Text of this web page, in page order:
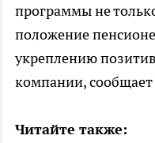
программы не
положение
укреплению
компании, сообщает
Читайте также: